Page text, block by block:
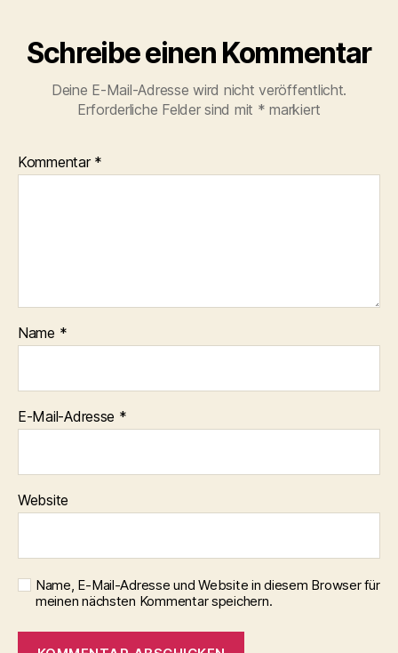
Schreibe einen Kommentar
Deine E-Mail-Adresse wird nicht veröffentlicht.
Erforderliche Felder sind mit * markiert
Kommentar *
Name *
E-Mail-Adresse *
Website
Name, E-Mail-Adresse und Website in diesem Browser für
meinen nächsten Kommentar speichern.